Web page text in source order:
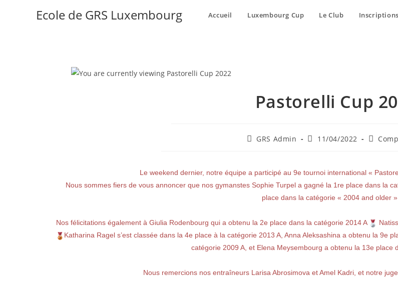
Ecole de GRS Luxembourg Accueil Luxembourg Cup Le Club Inscriptions
Pastorelli Cup
GRS Admin 11/04/2022
Le weekend dernier, notre équipe a participé au 9e tournoi international «
Nous sommes fiers de vous annoncer que nos gymanstes Sophie Turpel a gagné la 1re place dans la
place dans la catégorie « 2004 and older »
Nos félicitations également à Giulia Rodenbourg qui a obtenu la 2e place dans la catégorie 2014 A
Katharina Ragel s’est classée dans la 4e place à la catégorie 2013 A, Anna Aleksashina a obtenu la 9e
catégorie 2009 A, et Elena Meysembourg a obtenu la 13e place
Nous remercions nos entraîneurs Larisa Abrosimova et Amel Kadri, et notre